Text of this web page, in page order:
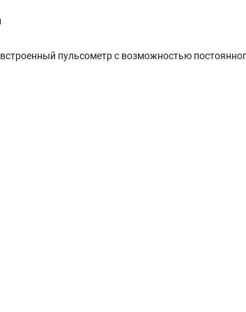
пульсометр с возможностью